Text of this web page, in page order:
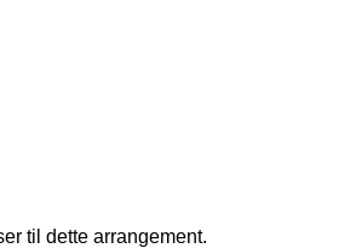
til dette arrangement.